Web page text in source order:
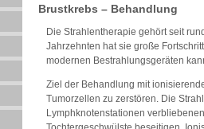
Brustkrebs – Behandlung
Die Strahlentherapie gehört seit
Jahrzehnten hat sie große
modernen Bestrahlungsgeräten
Ziel der Behandlung mit
Tumorzellen zu zerstören. Die
Lymphknotenstationen